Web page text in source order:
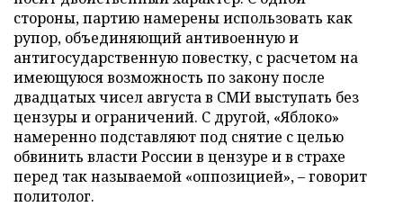
стороны, партию намерены использовать как
рупор, объединяющий антивоенную и
антигосударственную повестку, с расчетом на
имеющуюся возможность по закону после
двадцатых чисел августа в СМИ выступать без
цензуры и ограничений. С другой, «Яблоко»
намеренно подставляют под снятие с целью
обвинить власти России в цензуре и в страхе
перед так называемой «оппозицией», – говорит
политолог.